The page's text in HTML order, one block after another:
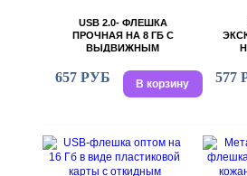
USB 2.0- ФЛЕШКА
ПРОЧНАЯ НА 8 ГБ С
ВЫДВИЖНЫМ
ЧИПОМ
657 РУБ В корзину 577